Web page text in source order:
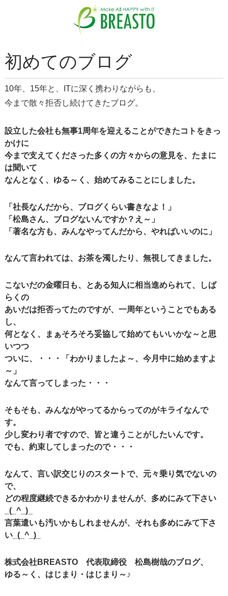
初めてのブログ
10年、15年と、ITに深く携わりながらも、
今まで散々拒否し続けてきたブログ。
設立した会社も無事1周年を迎えることができたコトをきっ
かけに
今まで支えてくださった多くの方々からの意見を、たまに
は聞いて
なんとなく、ゆる～く、始めてみることにしました。
「社長なんだから、ブログくらい書きなよ！」
「松島さん、ブログないんですか？え～」
「著名な方も、みんなやってんだから、やればいいのに」
なんて言われては、お茶を濁したり、無視してきました。
こないだの金曜日も、とある知人に相当進められて、しば
らくの
あいだは拒否ってたのですが、一周年ということでもある
し、
何となく、まぁそろそろ妥協して始めてもいいかな～と思
いつつ
ついに、・・・「わかりましたよ～、今月中に始めますよ
～」
なんて言ってしまった・・・
そもそも、みんながやってるからってのがキライなんで
す。
少し変わり者ですので、皆と違うことがしたいんです。
でも、約束してしまったので・・・
なんて、言い訳交じりのスタートで、元々乗り気でないの
で、
どの程度継続できるかわかりませんが、多めにみて下さい
_(_^_)_
言葉遣いも汚いかもしれませんが、それも多めにみて下さ
い_(_^_)_
株式会社BREASTO 代表取締役 松島樹哉のブログ、
ゆる～く、はじまり・はじまり～♪